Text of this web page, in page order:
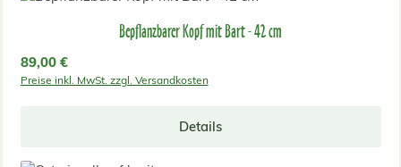
Bepflanzbarer Kopf mit Bart - 42 cm
Regulärer Preis:
89,00 €
Preise inkl. MwSt. zzgl. Versandkosten
Details